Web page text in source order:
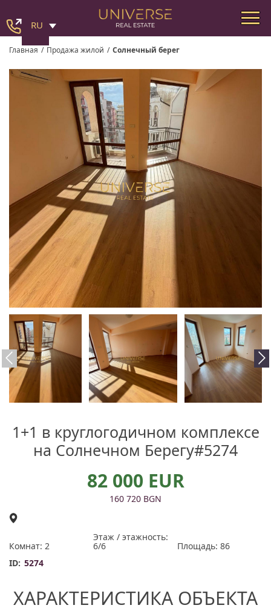
RU
Главная / Продажа жилой / Солнечный берег
1+1 в круглогодичном комплексе
на Солнечном Берегу#5274
82 000 EUR
160 720 BGN
Комнат: 2
Этаж / этажность:
6/6
Площадь: 86
ID: 5274
ХАРАКТЕРИСТИКА ОБЪЕКТА